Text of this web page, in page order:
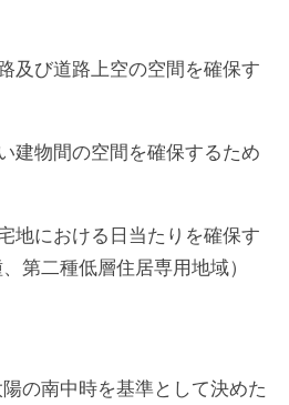
び道路上空の空間を確保す
物間の空間を確保するため
における日当たりを確保す
第二種低層住居専用地域）
の南中時を基準として決めた